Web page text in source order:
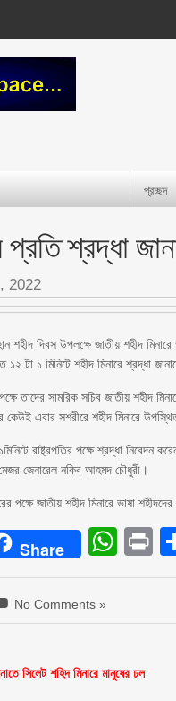
প্রচ্ছদ
শ্রদ্ধা
2022
শহীদ দিবস উপলক্ষে জাতীয় শহীদ
টা ১ মিনিটে শহীদ মিনারে শ্রদ্ধা
তাদের সামরিক সচিব জাতীয় শহীদ
কেউই এবার সশরীরে শহীদ মিনারে
রাষ্ট্রপতির পক্ষে শ্রদ্ধা নিবেদন
জেনারেল নকিব আহমদ চৌধুরী।
পক্ষে জাতীয় শহীদ মিনারে ভাষা
Share
No Comments »
সিলেট শহিদ মিনারে মানুষের ঢল